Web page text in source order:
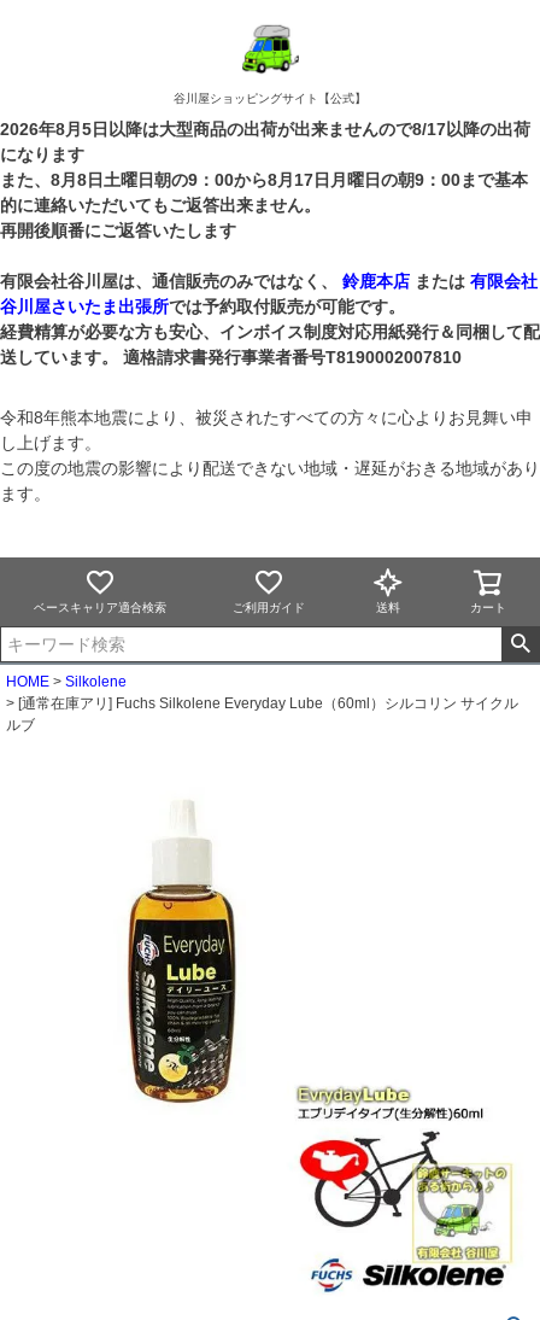
谷川屋ショッピングサイト【公式】
2026年8月5日以降は大型商品の出荷が出来ませんので8/17以降の出荷
になります
また、8月8日土曜日朝の9：00から8月17日月曜日の朝9：00まで基本
的に連絡いただいてもご返答出来ません。
再開後順番にご返答いたします
有限会社谷川屋は、通信販売のみではなく、 鈴鹿本店 または 有限会社
谷川屋さいたま出張所では予約取付販売が可能です。
経費精算が必要な方も安心、インボイス制度対応用紙発行＆同梱して配
送しています。 適格請求書発行事業者番号T8190002007810
令和8年熊本地震により、被災されたすべての方々に心よりお見舞い申
し上げます。
この度の地震の影響により配送できない地域・遅延がおきる地域があり
ます。
ベースキャリア適合検索 ご利用ガイド 送料 カート
HOME
Silkolene
[通常在庫アリ] Fuchs Silkolene Everyday Lube（60ml）シルコリン サイクル
ルブ